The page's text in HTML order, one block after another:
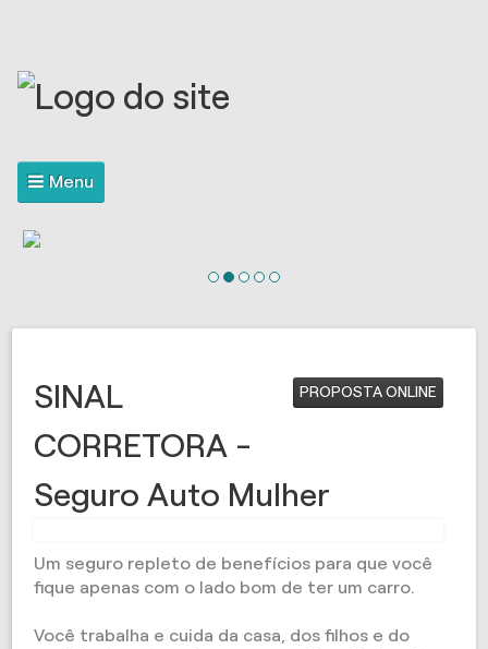
Menu
PROPOSTA ONLINE
SINAL
CORRETORA -
Seguro Auto Mulher
Um seguro repleto de benefícios para que você
fique apenas com o lado bom de ter um carro.
Você trabalha e cuida da casa, dos filhos e do